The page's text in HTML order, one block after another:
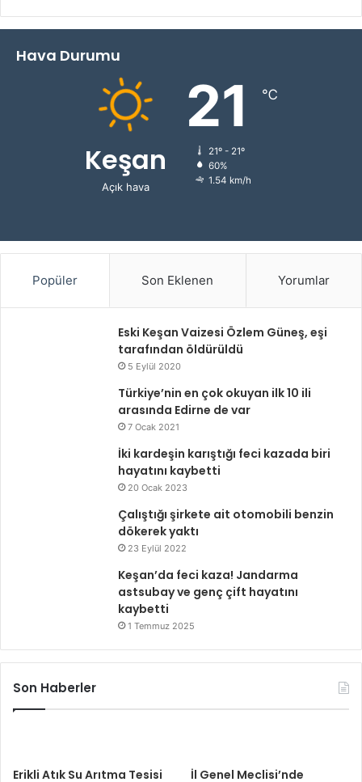
Hava Durumu
Keşan
Açık hava
21 ℃
21º - 21º
60%
1.54 km/h
Popüler Son Eklenen Yorumlar
Eski Keşan Vaizesi Özlem Güneş, eşi
tarafından öldürüldü
5 Eylül 2020
Türkiye’nin en çok okuyan ilk 10 ili
arasında Edirne de var
7 Ocak 2021
İki kardeşin karıştığı feci kazada biri
hayatını kaybetti
20 Ocak 2023
Çalıştığı şirkete ait otomobili benzin
dökerek yaktı
23 Eylül 2022
Keşan’da feci kaza! Jandarma
astsubay ve genç çift hayatını
kaybetti
1 Temmuz 2025
Son Haberler
Erikli Atık Su Arıtma Tesisi
İl Genel Meclisi’nde